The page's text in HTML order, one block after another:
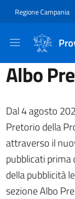
Regione Campania
Albo
Dal 4 agosto
Pretorio della
attraverso il
pubblicati prima
della pubblicità
sezione Albo